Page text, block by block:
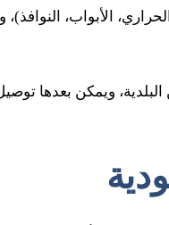
الأبواب،
ويمكن بعدها